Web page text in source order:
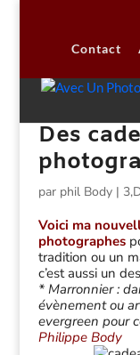
Contact
Des
par phil Body|
Voici ma
photographes
tradition ou un
c’est aussi un
* Marronnier :
évènement ou
evergreen pour
Philippe Body